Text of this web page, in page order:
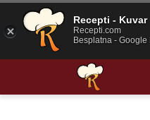
Recepti - Kuvar
Recepti.com
Besplatna - Google